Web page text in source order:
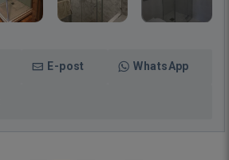
E-post WhatsApp